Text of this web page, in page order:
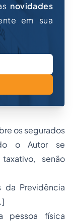
novidades
em sua
os segurados
o Autor se
senão
da Previdência
pessoa física